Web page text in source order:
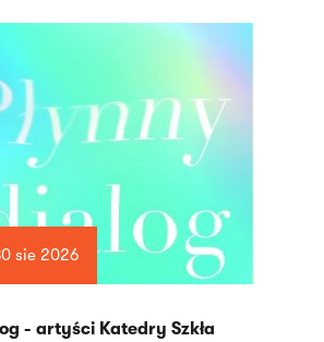
sie 2026
- artyści Katedry Szkła